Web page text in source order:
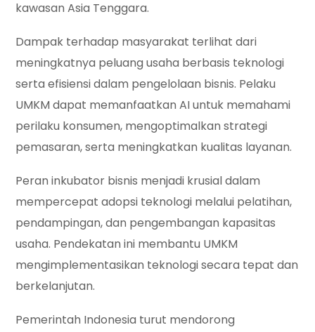
kawasan Asia Tenggara.
Dampak terhadap masyarakat terlihat dari
meningkatnya peluang usaha berbasis teknologi
serta efisiensi dalam pengelolaan bisnis. Pelaku
UMKM dapat memanfaatkan AI untuk memahami
perilaku konsumen, mengoptimalkan strategi
pemasaran, serta meningkatkan kualitas layanan.
Peran inkubator bisnis menjadi krusial dalam
mempercepat adopsi teknologi melalui pelatihan,
pendampingan, dan pengembangan kapasitas
usaha. Pendekatan ini membantu UMKM
mengimplementasikan teknologi secara tepat dan
berkelanjutan.
Pemerintah Indonesia turut mendorong